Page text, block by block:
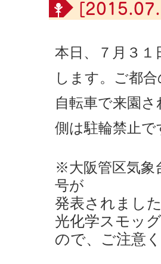
本日、７月３１
します。ご都
自転車で来園
側は駐輪禁止で
※大阪管区気象
号が
発表されまし
光化学スモッ
ので、ご注意